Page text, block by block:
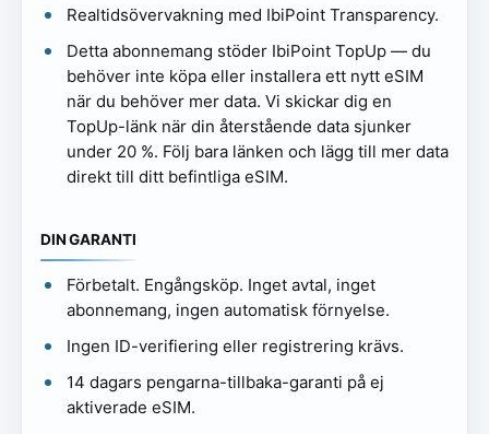
Realtidsövervakning med IbiPoint Transparency.
Detta abonnemang stöder IbiPoint TopUp — du
behöver inte köpa eller installera ett nytt eSIM
när du behöver mer data. Vi skickar dig en
TopUp-länk när din återstående data sjunker
under 20 %. Följ bara länken och lägg till mer data
direkt till ditt befintliga eSIM.
DIN GARANTI
Förbetalt. Engångsköp. Inget avtal, inget
abonnemang, ingen automatisk förnyelse.
Ingen ID-verifiering eller registrering krävs.
14 dagars pengarna-tillbaka-garanti på ej
aktiverade eSIM.